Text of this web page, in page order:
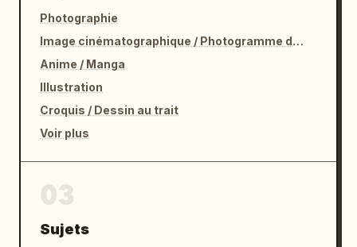
Photographie
Image cinématographique / Photogramme de film
Anime / Manga
Illustration
Croquis / Dessin au trait
Voir plus
Sujets